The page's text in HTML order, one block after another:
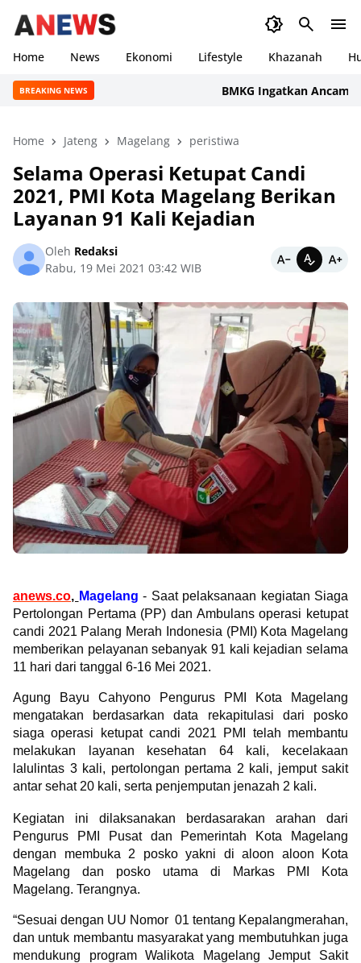
Home News Ekonomi Lifestyle Khazanah
BREAKING NEWS BMKG Ingatkan Ancaman
Home Jateng Magelang peristiwa
Selama Operasi Ketupat Candi
2021, PMI Kota Magelang Berikan
Layanan 91 Kali Kejadian
Oleh Redaksi
Rabu, 19 Mei 2021 03:42 WIB
anews.co, Magelang - Saat pelaksanaan kegiatan Siaga
Pertolongan Pertama (PP) dan Ambulans operasi ketupat
candi 2021 Palang Merah Indonesia (PMI) Kota Magelang
memberikan pelayanan sebanyak 91 kali kejadian selama
11 hari dari tanggal 6-16 Mei 2021.
Agung Bayu Cahyono Pengurus PMI Kota Magelang
mengatakan berdasarkan data rekapitulasi dari posko
siaga operasi ketupat candi 2021 PMI telah membantu
melakukan layanan kesehatan 64 kali, kecelakaan
lalulintas 3 kali, pertolongan pertama 2 kali, jemput sakit
antar sehat 20 kali, serta penjemputan jenazah 2 kali.
Kegiatan ini dilaksanakan berdasarakan arahan dari
Pengurus PMI Pusat dan Pemerintah Kota Magelang
dengan membuka 2 posko yakni di aloon aloon Kota
Magelang dan posko utama di Markas PMI Kota
Magelang. Terangnya.
“Sesuai dengan UU Nomor 01 tentang Kepalangmerahan,
dan untuk membantu masyarakat yang membutuhkan juga
mendukung program Walikota Magelang Jemput Sakit